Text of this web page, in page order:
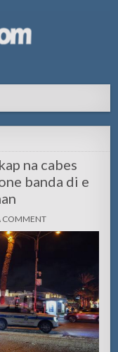
na cabes
banda di e
COMMENT